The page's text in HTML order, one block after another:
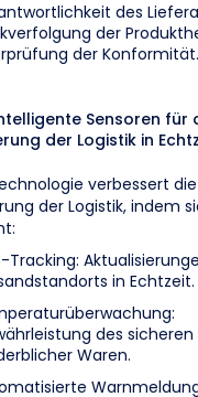
des
der
der Konformität.
Sensoren für
der Logistik in
verbessert die
der Logistik, indem
Tracking:
in Echtzeit.
des
Waren.